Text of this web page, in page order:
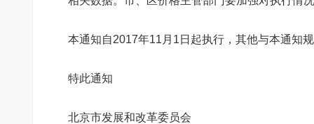
本通知自2017年11月1日起执行，其他与本通知
特此通知
北京市发展和改革委员会